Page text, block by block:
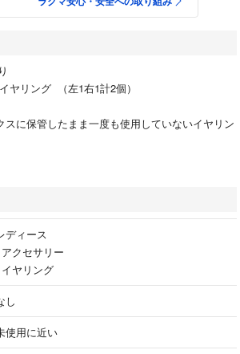
ヤリング （左1右1計2個）
スに保管したまま一度も使用していないイヤリン
ディース
アクセサリー
イヤリング
し
使用に近い